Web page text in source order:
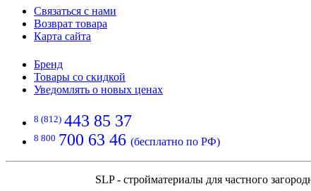
Связаться с нами
Возврат товара
Карта сайта
Бренд
Товары со скидкой
Уведомлять о новых ценах
8 (812) 443 85 37
8 800 700 63 46 (бесплатно по РФ)
SLP - стройматериалы для частного